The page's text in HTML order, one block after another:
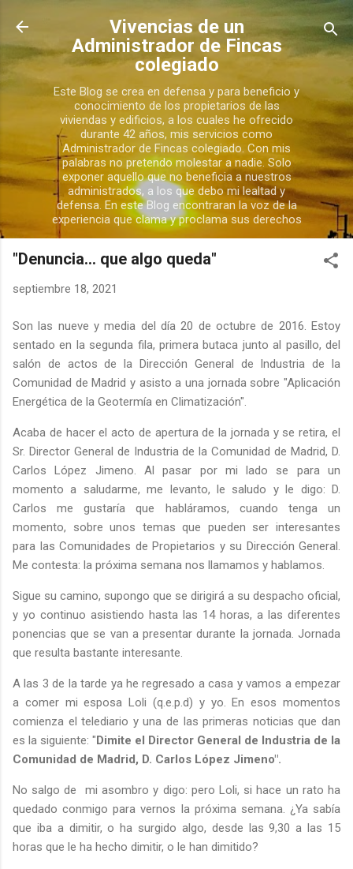
Ir al contenido principal
Vivencias de un
Administrador de Fincas
colegiado
Este Blog se crea en defensa y para beneficio y
conocimiento de los propietarios de las
viviendas y edificios, a los cuales he ofrecido
durante 42 años, mis servicios como
Administrador de Fincas colegiado. Con mis
palabras no pretendo molestar a nadie. Solo
exponer aquello que no beneficia a nuestros
administrados, a los que debo mi lealtad y
defensa. En este Blog encontraran la voz de la
experiencia que clama y proclama sus derechos
"Denuncia... que algo queda"
septiembre 18, 2021
Son las nueve y media del día 20 de octubre de 2016. Estoy
sentado en la segunda fila, primera butaca junto al pasillo, del
salón de actos de la Dirección General de Industria de la
Comunidad de Madrid y asisto a una jornada sobre "Aplicación
Energética de la Geotermía en Climatización".
Acaba de hacer el acto de apertura de la jornada y se retira, el
Sr. Director General de Industria de la Comunidad de Madrid, D.
Carlos López Jimeno. Al pasar por mi lado se para un
momento a saludarme, me levanto, le saludo y le digo: D.
Carlos me gustaría que habláramos, cuando tenga un
momento, sobre unos temas que pueden ser interesantes
para las Comunidades de Propietarios y su Dirección General.
Me contesta: la próxima semana nos llamamos y hablamos.
Sigue su camino, supongo que se dirigirá a su despacho oficial,
y yo continuo asistiendo hasta las 14 horas, a las diferentes
ponencias que se van a presentar durante la jornada. Jornada
que resulta bastante interesante.
A las 3 de la tarde ya he regresado a casa y vamos a empezar
a comer mi esposa Loli (q.e.p.d) y yo. En esos momentos
comienza el telediario y una de las primeras noticias que dan
es la siguiente: "Dimite el Director General de Industria de la
Comunidad de Madrid, D. Carlos López Jimeno".
No salgo de mi asombro y digo: pero Loli, si hace un rato ha
quedado conmigo para vernos la próxima semana. ¿Ya sabía
que iba a dimitir, o ha surgido algo, desde las 9,30 a las 15
horas que le ha hecho dimitir, o le han dimitido?